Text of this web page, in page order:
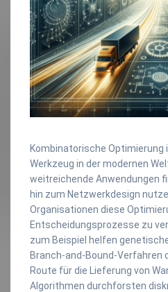
Kombinatorische
Werkzeug in der modernen
weitreichende Anwendungen
hin zum Netzwerkdesign
Organisationen diese
Entscheidungsprozesse zu
zum Beispiel helfen
Branch-and-Bound-Verfahren
Route für die Lieferung von
Algorithmen durchforsten